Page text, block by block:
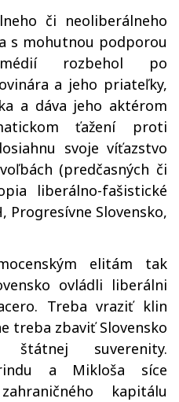
či neoliberálneho
s mohutnou podporou
rozbehol po
a jeho priateľky,
a dáva jeho aktérom
ťažení proti
svoje víťazstvo
(predčasných či
liberálno-fašistické
Progresívne Slovensko,
elitám tak
ovládli liberálni
Treba vraziť klin
treba zbaviť Slovensko
štátnej suverenity.
a Mikloša síce
kapitálu